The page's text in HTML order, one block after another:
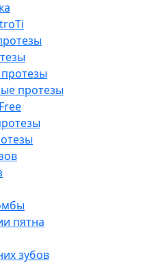
протезы
пятна
зубов